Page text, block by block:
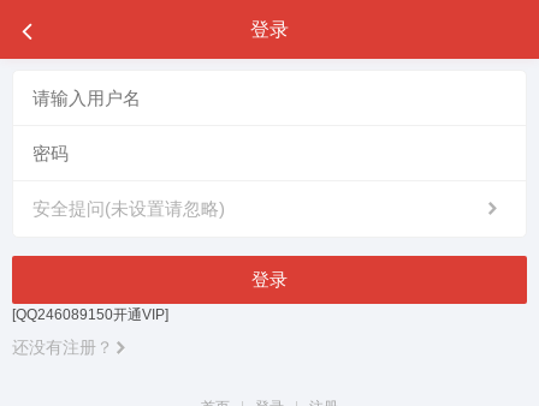
登录
安全提问(未设置请忽略)
登录
[QQ246089150开通VIP]
还没有注册？